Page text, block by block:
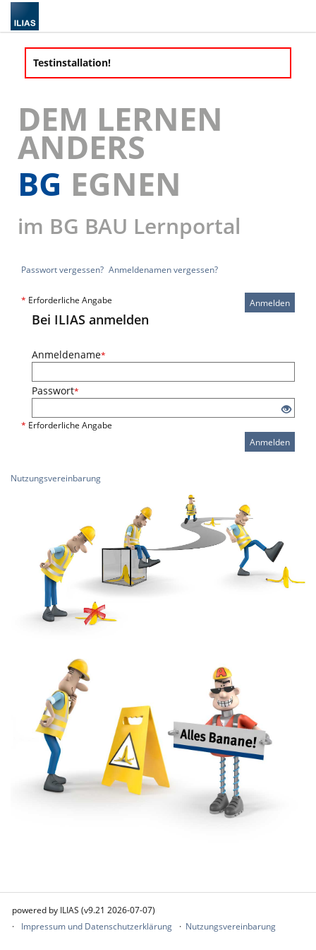
Testinstallation!
DEM LERNEN
ANDERS
BG EGNEN
im BG BAU Lernportal
Passwort vergessen? Anmeldenamen vergessen?
Anmelden
* Erforderliche Angabe
Bei ILIAS anmelden
Anmeldename*
Passwort*
* Erforderliche Angabe
Anmelden
Nutzungsvereinbarung
powered by ILIAS (v9.21 2026-07-07)
Impressum und Datenschutzerklärung
Nutzungsvereinbarung